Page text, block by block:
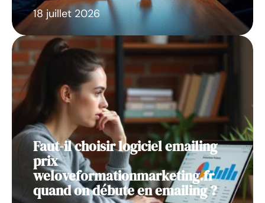
18 juillet 2026
Faut-il choisir logiciel emailing
prix
weloveformationmarketing.fr
quand on débute en emailing ?